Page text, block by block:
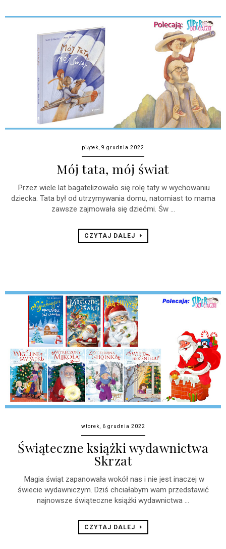
piątek, 9 grudnia 2022
Mój tata, mój świat
Przez wiele lat bagatelizowało się rolę taty w wychowaniu
dziecka. Tata był od utrzymywania domu, natomiast to mama
zawsze zajmowała się dziećmi. Św ...
CZYTAJ DALEJ
wtorek, 6 grudnia 2022
Świąteczne książki wydawnictwa
Skrzat
Magia świąt zapanowała wokół nas i nie jest inaczej w
świecie wydawniczym. Dziś chciałabym wam przedstawić
najnowsze świąteczne książki wydawnictwa ...
CZYTAJ DALEJ